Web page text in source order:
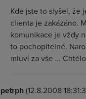
Kde jste to slyšel, že
clienta je zakázáno.
komunikace je vždy
to pochopitelné.
mluví za vše ...
petrph(12.8.2008